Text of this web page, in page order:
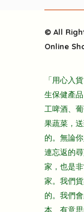
雜貨部
折上折大
主頁
粒粒皆辛
快樂電視
送貨
隱私政策
© All
Online
「用心入
生保健產
工啤酒、
果蔬菜，
的。無論
連忘返的
家，也是
家。我們
的。我們
本、有意